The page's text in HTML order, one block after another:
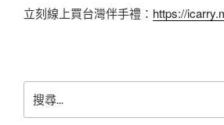
立刻線上買台灣伴手禮： https://
尋